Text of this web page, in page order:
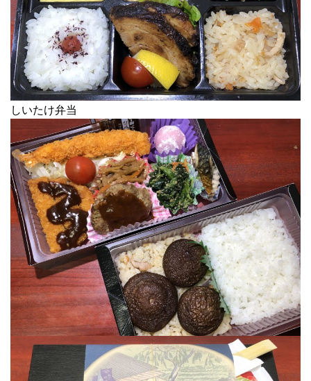
しいたけ弁当